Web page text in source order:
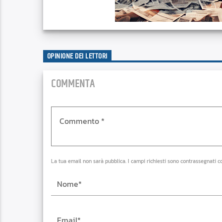
OPINIONE DEI LETTORI
COMMENTA
La tua email non sarà pubblica. I campi richiesti sono contrassegnati